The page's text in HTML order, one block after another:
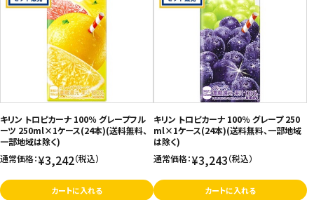
キリン トロピカーナ 100％ グレープフル
ーツ 250ml×1ケース(24本)(送料無料、
一部地域は除く)
通常価格：¥3,242（税込）
カートに入れる
キリン トロピカーナ 100％ グレープ 250
ml×1ケース(24本)(送料無料、一部地域
は除く)
通常価格：¥3,243（税込）
カートに入れる